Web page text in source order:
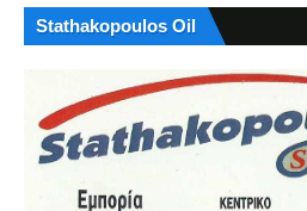
Stathakopoulos Oil